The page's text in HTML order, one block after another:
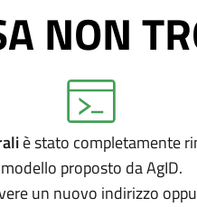
NON
è stato completamente
modello proposto da AgID.
un nuovo indirizzo